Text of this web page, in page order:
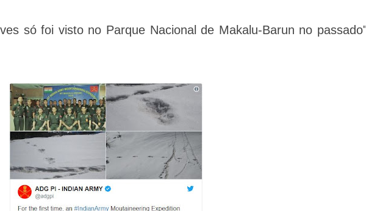
só foi visto no Parque Nacional de Makalu-Barun no